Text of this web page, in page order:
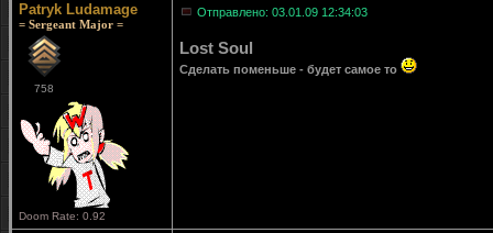
Patryk Ludamage
= Sergeant Major =
758
Doom Rate: 0.92
Отправлено: 03.01.09 12:34:03
Lost Soul
Сделать поменьше - будет самое то